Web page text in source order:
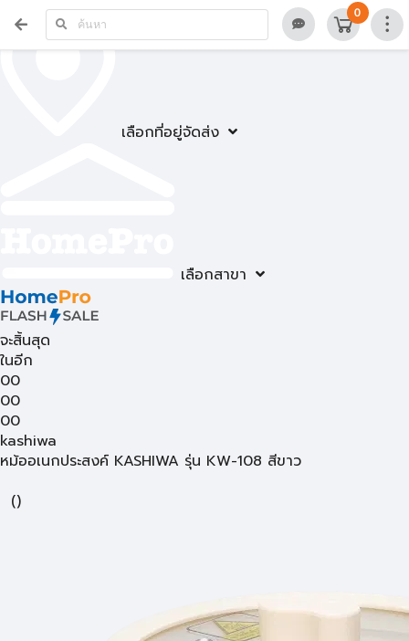
เลือกที่อยู่จัดส่ง
เลือกสาขา
0
จะสิ้นสุด
ในอีก
00
00
00
kashiwa
หม้ออเนกประสงค์ KASHIWA รุ่น KW-108 สีขาว
()